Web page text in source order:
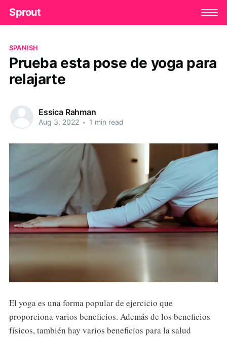
Sprout
SPANISH
Prueba esta pose de yoga para
relajarte
Essica Rahman
Aug 3, 2022 • 1 min read
El yoga es una forma popular de ejercicio que
proporciona varios beneficios. Además de los beneficios
físicos, también hay varios beneficios para la salud